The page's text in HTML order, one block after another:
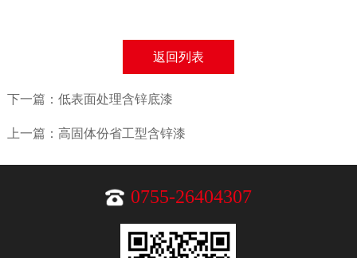
返回列表
下一篇：低表面处理含锌底漆
上一篇：高固体份省工型含锌漆
0755-26404307